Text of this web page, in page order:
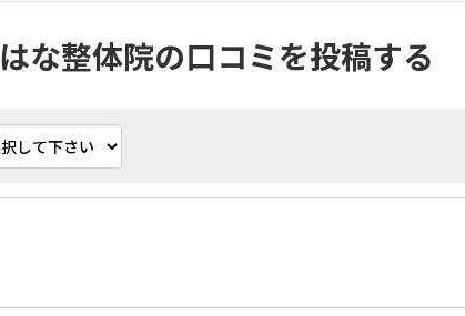
はな整体院の口コミを投稿する